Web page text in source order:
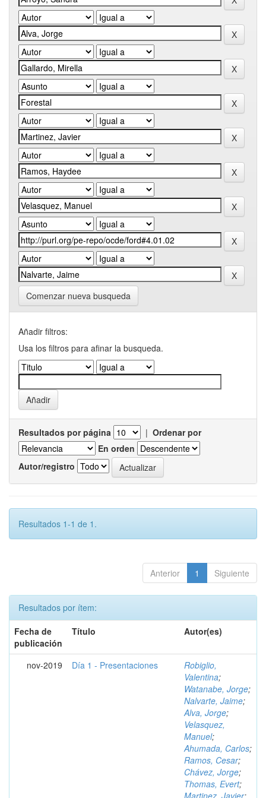
Comenzar nueva busqueda
Añadir filtros:
Usa los filtros para afinar la busqueda.
Resultados por página | Ordenar por
En orden
Autor/registro
Resultados 1-1 de 1.
Anterior 1 Siguiente
Resultados por ítem:
Fecha de
publicación
Título Autor(es)
nov-2019 Día 1 - Presentaciones
Robiglio,
Valentina;
Watanabe, Jorge;
Nalvarte, Jaime;
Alva, Jorge;
Velasquez,
Manuel;
Ahumada, Carlos;
Ramos, Cesar;
Chávez, Jorge;
Thomas, Evert;
Martinez, Javier;